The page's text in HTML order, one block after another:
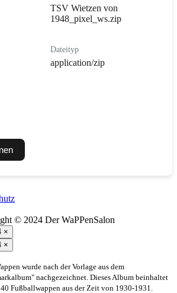
TSV Wietzen von
1948_pixel_ws.zip
Dateityp
application/zip
© 2024 Der WaPPenSalon
×
×
wurde nach der Vorlage aus dem
nachgezeichnet. Dieses Album beinhaltet
Fußballwappen aus der Zeit von 1930-1931.